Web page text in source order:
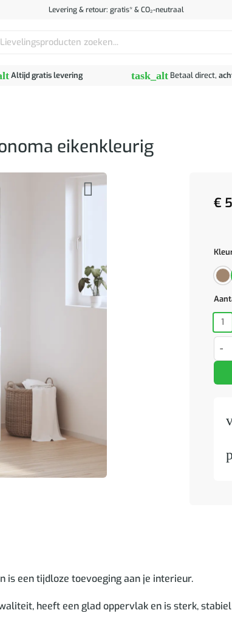
Levering & retour: gratis* & CO₂-neutraal
Altijd gratis levering task_alt Betaal direct,
eikenkleurig
€
1
is een tijdloze toevoeging aan je interieur.
heeft een glad oppervlak en is sterk,